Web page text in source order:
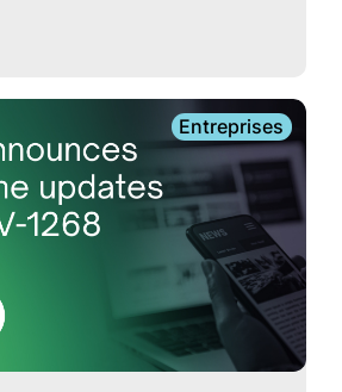
Entreprises